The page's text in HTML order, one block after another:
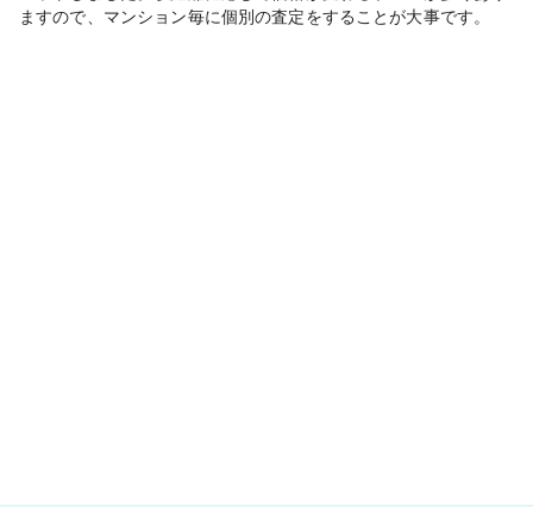
ますので、マンション毎に個別の査定をすることが大事です。